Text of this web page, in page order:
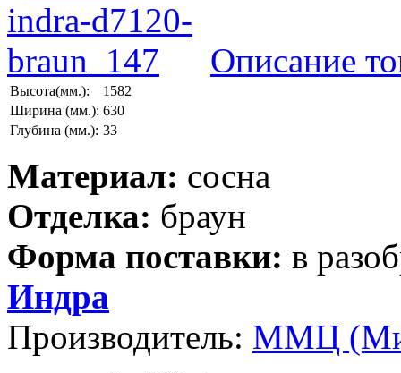
Описание
Высота(мм.):
1582
Ширина (мм.): 630
Глубина (мм.): 33
Материал: сосна
Отделка: браун
Форма поставки: в
Индра
Производитель: ММЦ